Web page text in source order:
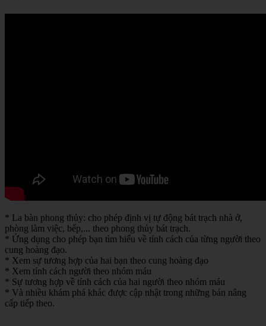
* La bàn phong thủy: cho phép định vị tự động bát trạch nhà ở,
phòng làm việc, bếp,... theo phong thủy bát trạch.
* Ứng dụng cho phép bạn tìm hiểu về tính cách của từng người theo
cung hoàng đạo.
* Xem sự tương hợp của hai bạn theo cung hoàng đạo
* Xem tính cách người theo nhóm máu
* Sự tương hợp về tính cách của hai người theo nhóm máu
* Và nhiều khám phá khác được cập nhật trong những bản nâng
cấp tiếp theo.